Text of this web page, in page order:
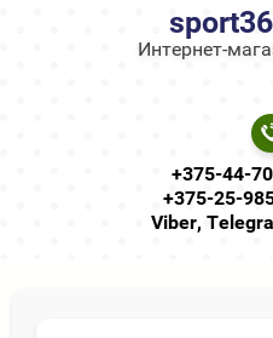
Интернет-
+375-44-
+375-25-
Viber,